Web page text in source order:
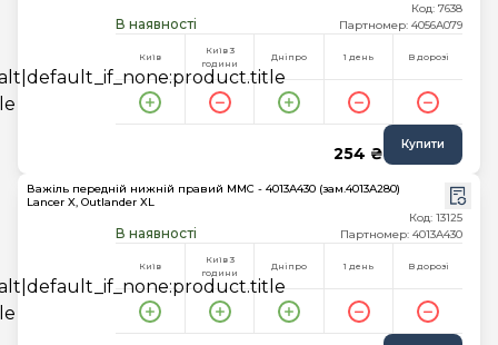
В наявності
Код: 7638
Партномер: 4056A079
Київ
Київ 3
години
Дніпро 1 день В дорозі
254 ₴ Купити
Важіль передній нижній правий MMC - 4013A430 (зам.4013A280)
Lancer X, Outlander XL
В наявності
Код: 13125
Партномер: 4013A430
Київ
Київ 3
години
Дніпро 1 день В дорозі